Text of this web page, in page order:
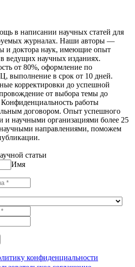
в написании научных статей для
журналах. Наши авторы —
и доктора наук, имеющие опыт
ведущих научных изданиях.
от 80%, оформление по
выполнение в срок от 10 дней.
корректировки до успешной
от выбора темы до
работы
договором. Опыт успешного
и научными организациями более 25
научными направлениями, поможем
статьи
Имя
конфиденциальности